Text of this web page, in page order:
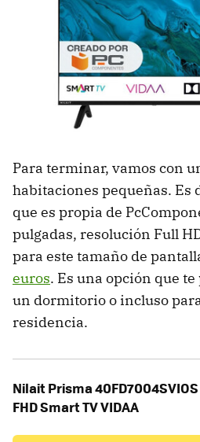
Para terminar, vamos con
habitaciones pequeñas. Es
que es propia de
pulgadas, resolución Full
para este tamaño de
euros. Es una opción que
un dormitorio o incluso
residencia.
Nilait Prisma 40FD7004SVIOS
FHD Smart TV VIDAA